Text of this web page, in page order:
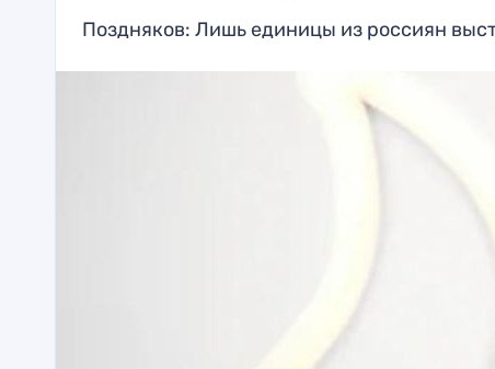
Поздняков: Лишь единицы из россиян